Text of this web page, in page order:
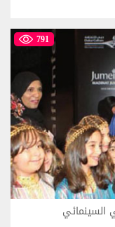
791
السينمائي